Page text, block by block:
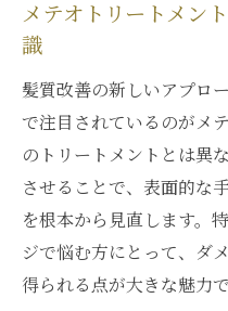
注目集まるメテオ
特徴
メテオトリー
底解説
SNSで話題の
とは
銀座で選ばれる
メテオトリートメン
識
髪質改善の新しいアプロ
で注目されているのがメ
のトリートメントとは異
させることで、表面的な
を根本から見直します。
ジで悩む方にとって、ダ
得られる点が大きな魅力で